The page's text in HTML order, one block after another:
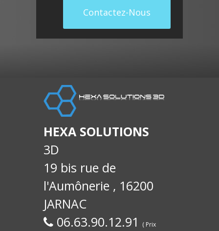
Commerce,
Contactez-Nous
HEXA SOLUTIONS
3D
19 bis rue de
l'Aumônerie , 16200
JARNAC
06.63.90.12.91
( Prix